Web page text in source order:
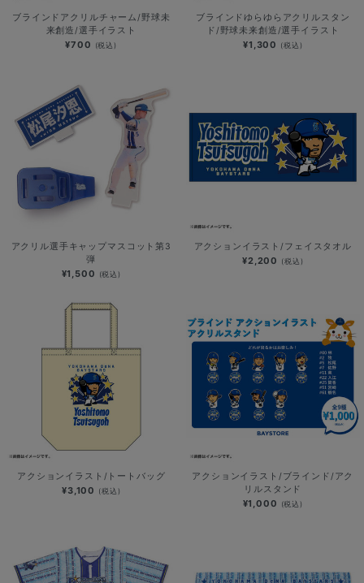
ブラインドアクリルチャーム/野球未
来創造/選手イラスト
¥700 (税込)
ブラインドゆらゆらアクリルスタン
ド/野球未来創造/選手イラスト
¥1,300 (税込)
アクリル選手キャップマスコット第3
弾
¥1,500 (税込)
アクションイラスト/フェイスタオル
¥2,200 (税込)
アクションイラスト/トートバッグ
¥3,100 (税込)
アクションイラスト/ブラインド/アク
リルスタンド
¥1,000 (税込)